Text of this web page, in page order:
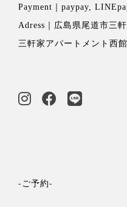
Payment｜paypay,
Adress｜広島県尾道市三
三軒家アパートメント西
-ご予約-